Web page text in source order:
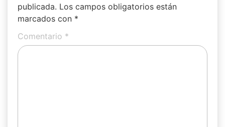
publicada. Los campos obligatorios están
marcados con *
Comentario *